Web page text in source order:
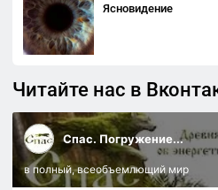
Ясновидение
Читайте нас в
Спас. Погружение...
в полный, всеобъемлющий мир